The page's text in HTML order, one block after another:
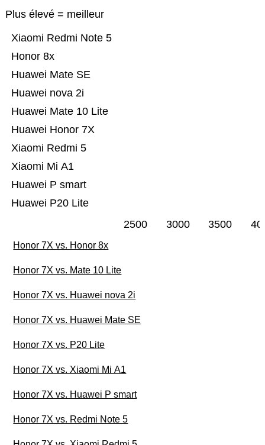
Plus élevé = meilleur
Huawei P20 Lite
Huawei P smart
Xiaomi Mi A1
Xiaomi Redmi 5
Huawei Honor 7X
Huawei Mate 10 Lite
Huawei nova 2i
Huawei Mate SE
Honor 8x
Xiaomi Redmi Note 5
2500 3000 3500
Honor 7X vs. Honor 8x
Honor 7X vs. Mate 10 Lite
Honor 7X vs. Huawei nova 2i
Honor 7X vs. Huawei Mate SE
Honor 7X vs. P20 Lite
Honor 7X vs. Xiaomi Mi A1
Honor 7X vs. Huawei P smart
Honor 7X vs. Redmi Note 5